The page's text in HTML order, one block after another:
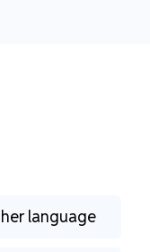
language?